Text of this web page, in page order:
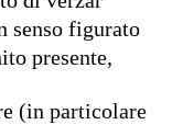
senso figurato
presente,
(in particolare